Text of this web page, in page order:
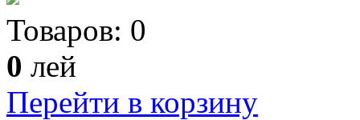
Товаров: 0
0 лей
Перейти в корзину